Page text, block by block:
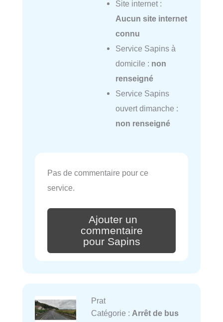
Site internet :
Aucun site internet
connu
Service Sapins à
domicile : non
renseigné
Service Sapins
ouvert dimanche :
non renseigné
Pas de commentaire pour ce
service.
Ajouter un
commentaire
pour Sapins
Prat
Catégorie : Arrêt de bus